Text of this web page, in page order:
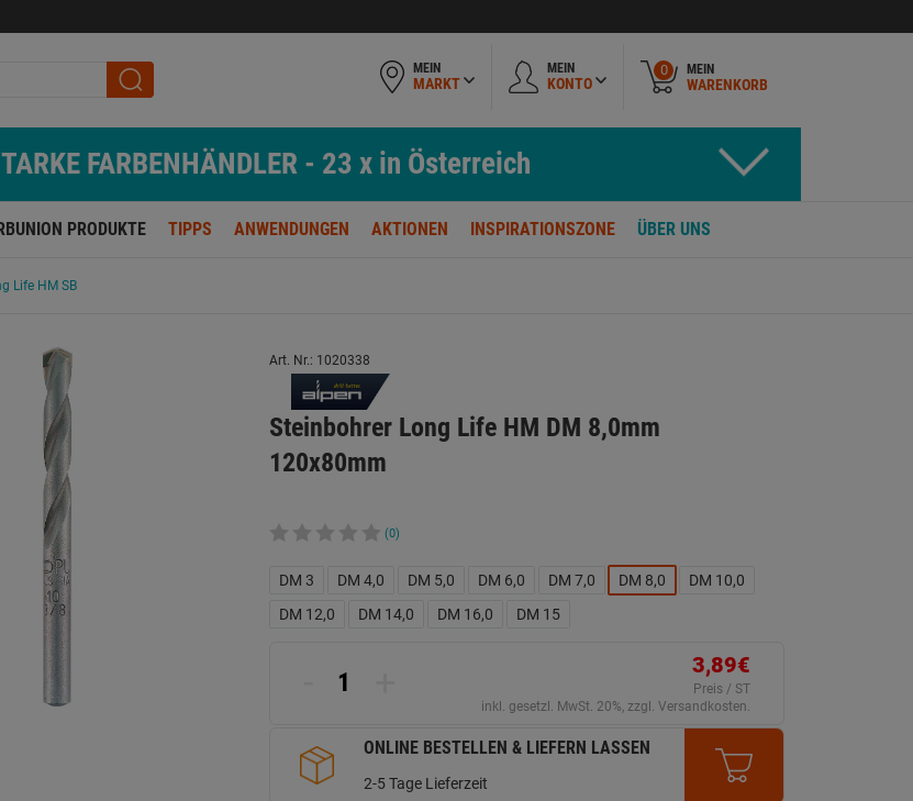
MEIN
MARKT
MEIN
KONTO
0 MEIN
WARENKORB
FARBENHÄNDLER - 23 x in Österreich
PRODUKTE TIPPS ANWENDUNGEN AKTIONEN INSPIRATIONSZONE ÜBER UNS
Life HM SB
Art. Nr.: 1020338
Steinbohrer Long Life HM DM 8,0mm
120x80mm
(0)
DM 3 DM 4,0 DM 5,0 DM 6,0 DM 7,0 DM 8,0
DM 10,0
DM 12,0
DM 14,0 DM 16,0 DM 15
3,89€
Preis / ST
inkl. gesetzl. MwSt. 20%, zzgl. Versandkosten.
ONLINE BESTELLEN & LIEFERN LASSEN
2-5 Tage Lieferzeit